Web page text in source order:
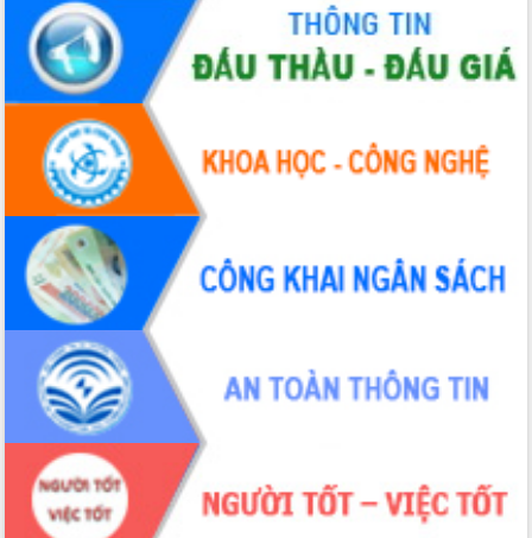
Hòn Yến phát triển du lịch gắn với bảo
tồn biển
Lấy ý kiến điều chỉnh Quy hoạch tỉnh
Đắk Lắk thời kỳ 2021-2030, tầm nhìn
đến năm 2050
Phát động chiến dịch 30 ngày đêm
giải phóng mặt bằng Tuyến đường bộ
ven biển
Đắk Lắk nỗ lực thúc đẩy tăng trưởng
kinh tế từ 10% trở lên trong Quý
II/2026
Đắk Lắk ký kết thỏa thuận hợp tác về
chuyển đổi số giai đoạn 2026 – 2030
với Tập đoàn Bưu chính Viễn thông
Việt Nam
Thứ trưởng Bộ Y tế làm việc với tỉnh
Đắk Lắk về phát triển nhân lực y tế
cho trạm y tế cấp xã
Du lịch Đắk Lắk nâng tầm trải nghiệm
du khách thông qua Hệ thống cơ sở dữ
liệu và Bản đồ số